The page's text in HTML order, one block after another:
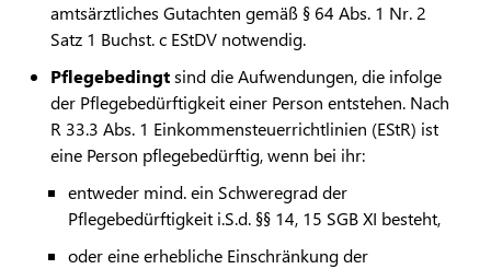
amtsärztliches Gutachten gemäß § 64 Abs. 1 Nr. 2
Satz 1 Buchst. c EStDV notwendig.
Pflegebedingtsind die Aufwendungen, die infolge
der Pflegebedürftigkeit einer Person entstehen. Nach
R 33.3 Abs. 1 Einkommensteuerrichtlinien (EStR) ist
eine Person pflegebedürftig, wenn bei ihr:
entweder mind. ein Schweregrad der
Pflegebedürftigkeit i.S.d. §§ 14, 15 SGB XI besteht,
oder eine erhebliche Einschränkung der